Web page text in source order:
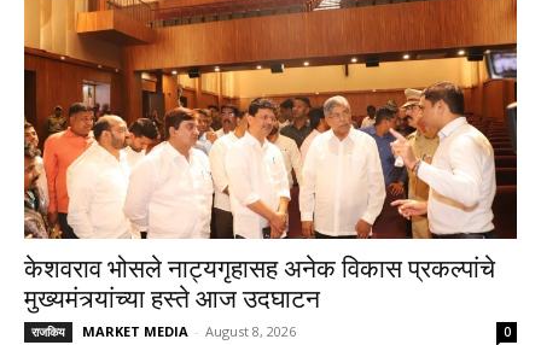
केशवराव भोसले नाट्यगृहासह अनेक विकास प्रकल्पांचे
मुख्यमंत्र्यांच्या हस्ते आज उदघाटन
राजकिय MARKET MEDIA - August 8, 2026 0